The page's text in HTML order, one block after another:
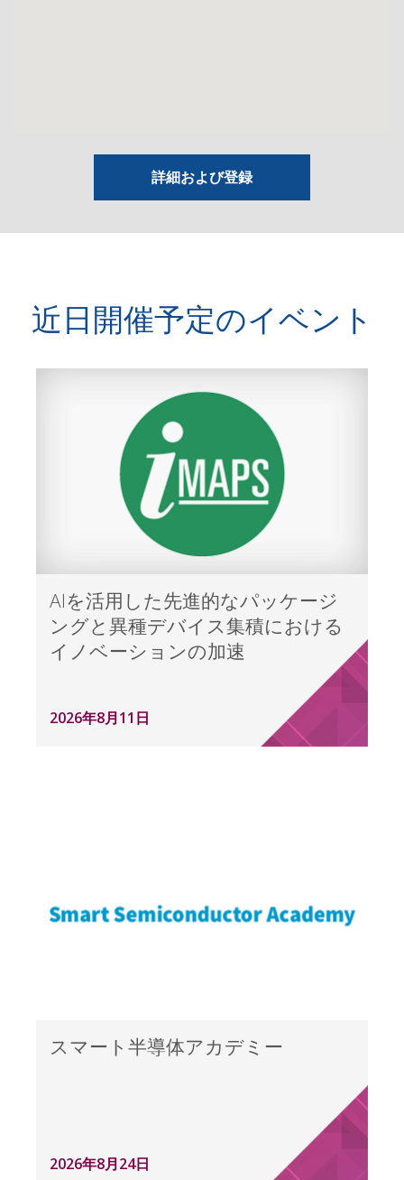
詳細および登録
近日開催予定のイベント
AIを活用した先進的なパッケージ
ングと異種デバイス集積における
イノベーションの加速
2026年8月11日
スマート半導体アカデミー
2026年8月24日